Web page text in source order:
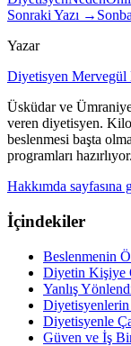
Sonraki Yazı →
Yazar
Diyetisyen Mervegül
Üsküdar ve
veren diyetisyen.
beslenmesi başta
programları hazırlıyor.
Hakkımda sayfasına
İçindekiler
Beslenmenin
Diyetin Kişiye
Yanlış
Diyetisyenle
Güven ve İş